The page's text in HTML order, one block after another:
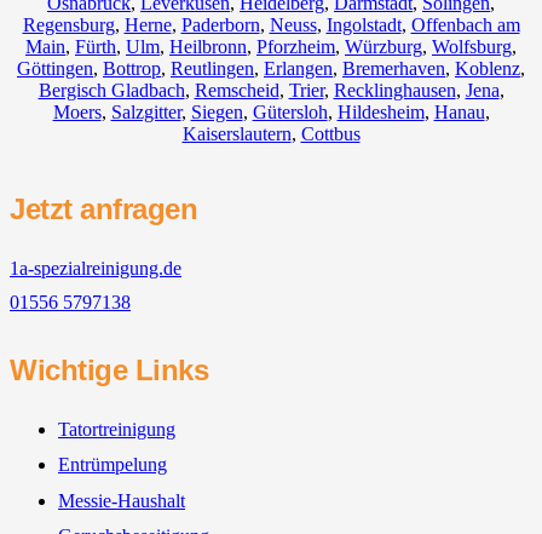
Regensburg, Herne, Paderborn, Neuss, Ingolstadt, Offenbach am
Main, Fürth, Ulm, Heilbronn, Pforzheim, Würzburg, Wolfsburg,
Göttingen, Bottrop, Reutlingen, Erlangen, Bremerhaven, Koblenz,
Bergisch Gladbach, Remscheid, Trier, Recklinghausen, Jena,
Moers, Salzgitter, Siegen, Gütersloh, Hildesheim, Hanau,
Kaiserslautern, Cottbus
Jetzt anfragen
1a-spezialreinigung.de
01556 5797138
Wichtige Links
Tatortreinigung
Entrümpelung
Messie-Haushalt